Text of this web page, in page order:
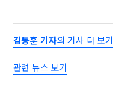
김동훈 기자의 기사 더 보기
관련 뉴스 보기